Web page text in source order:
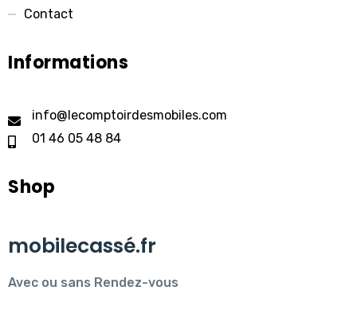
Contact
Informations
info@lecomptoirdesmobiles.com
01 46 05 48 84
Shop
mobilecassé.fr
Avec ou sans Rendez-vous